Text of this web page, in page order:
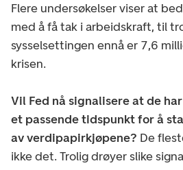
Flere undersøkelser viser at
med å få tak i arbeidskraft, til
sysselsettingen ennå er 7,6
krisen.
Vil Fed nå signalisere at de
et passende tidspunkt for å
av verdipapirkjøpene? De
ikke det. Trolig drøyer slike